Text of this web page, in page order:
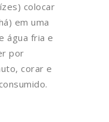
colocar
em uma
água fria e
por
corar e